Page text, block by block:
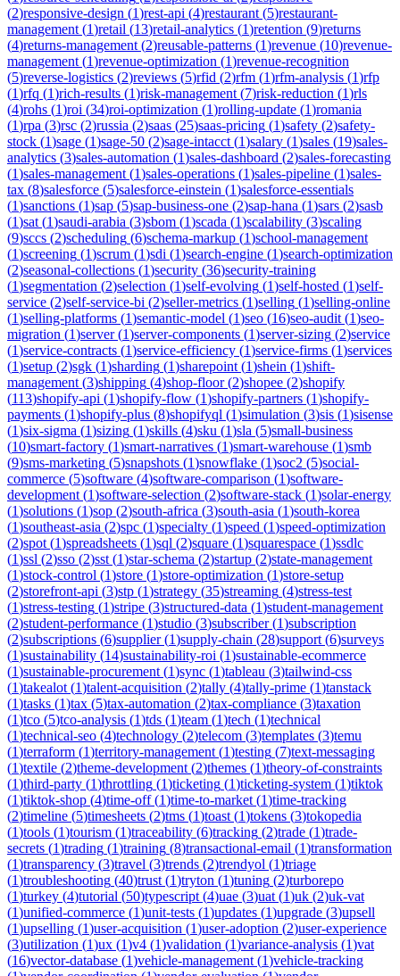
(2)responsive-design (1)rest-api (4)restaurant (5)restaurant-
management (1)retail (13)retail-analytics (1)retention (9)returns
(4)returns-management (2)reusable-patterns (1)revenue (10)revenue-
management (1)revenue-optimization (1)revenue-recognition
(5)reverse-logistics (2)reviews (5)rfid (2)rfm (1)rfm-analysis (1)rfp
(1)rfq (1)rich-results (1)risk-management (7)risk-reduction (1)rls
(4)rohs (1)roi (34)roi-optimization (1)rolling-update (1)romania
(1)rpa (3)rsc (2)russia (2)saas (25)saas-pricing (1)safety (2)safety-
stock (1)sage (1)sage-50 (2)sage-intacct (1)salary (1)sales (19)sales-
analytics (3)sales-automation (1)sales-dashboard (2)sales-forecasting
(1)sales-management (1)sales-operations (1)sales-pipeline (1)sales-
tax (8)salesforce (5)salesforce-einstein (1)salesforce-essentials
(1)sanctions (1)sap (5)sap-business-one (2)sap-hana (1)sars (2)sasb
(1)sat (1)saudi-arabia (3)sbom (1)scada (1)scalability (3)scaling
(9)sccs (2)scheduling (6)schema-markup (1)school-management
(1)screening (1)scrum (1)sdi (1)search-engine (1)search-optimization
(2)seasonal-collections (1)security (36)security-training
(1)segmentation (2)selection (1)self-evolving (1)self-hosted (1)self-
service (2)self-service-bi (2)seller-metrics (1)selling (1)selling-online
(1)selling-platforms (1)semantic-model (1)seo (16)seo-audit (1)seo-
migration (1)server(1)server-components (1)server-sizing (2)service
(1)service-contracts (1)service-efficiency (1)service-firms (1)services
(1)setup (2)sgk (1)sharding (1)sharepoint (1)shein (1)shift-
management (3)shipping (4)shop-floor(2)shopee (2)shopify
(113)shopify-api (1)shopify-flow (1)shopify-partners (1)shopify-
payments (1)shopify-plus (8)shopifyql (1)simulation (3)sis (1)sisense
(1)six-sigma (1)sizing (1)skills (4)sku (1)sla (5)small-business
(10)smart-factory (1)smart-narratives (1)smart-warehouse (1)smb
(9)sms-marketing (5)snapshots (1)snowflake (1)soc2 (5)social-
commerce (5)software (4)software-comparison (1)software-
development (1)software-selection (2)software-stack (1)solar-energy
(1)solutions (1)sop (2)south-africa (3)south-asia (1)south-korea
(1)southeast-asia (2)spc (1)specialty (1)speed (1)speed-optimization
(2)spot (1)spreadsheets (1)sql (2)square (1)squarespace (1)ssdlc
(1)ssl (2)sso (2)sst (1)star-schema (2)startup (2)state-management
(1)stock-control (1)store (1)store-optimization (1)store-setup
(2)storefront-api (3)stp (1)strategy (35)streaming (4)stress-test
(1)stress-testing (1)stripe (3)structured-data (1)student-management
(2)student-performance (1)studio (3)subscriber(1)subscription
(2)subscriptions (6)supplier(1)supply-chain (28)support (6)surveys
(1)sustainability (14)sustainability-roi (1)sustainable-ecommerce
(1)sustainable-procurement (1)sync (1)tableau (3)tailwind-css
(1)takealot (1)talent-acquisition (2)tally (4)tally-prime (1)tanstack
(1)tasks (1)tax (5)tax-automation (2)tax-compliance (3)taxation
(1)tco (5)tco-analysis (1)tds (1)team (1)tech (1)technical
(1)technical-seo (4)technology (2)telecom (3)templates (3)temu
(1)terraform (1)territory-management (1)testing (7)text-messaging
(1)textile (2)theme-development (2)themes (1)theory-of-constraints
(1)third-party (1)throttling (1)ticketing (1)ticketing-system (1)tiktok
(1)tiktok-shop (4)time-off(1)time-to-market (1)time-tracking
(2)timeline (5)timesheets (2)tms (1)toast (1)tokens (3)tokopedia
(1)tools (1)tourism (1)traceability (6)tracking (2)trade (1)trade-
secrets (1)trading (1)training (8)transactional-email (1)transformation
(1)transparency (3)travel (3)trends (2)trendyol (1)triage
(1)troubleshooting (40)trust (1)tryton (1)tuning (2)turborepo
(1)turkey (4)tutorial (50)typescript (4)uae (3)uat (1)uk (2)uk-vat
(1)unified-commerce (1)unit-tests (1)updates (1)upgrade (3)upsell
(1)upselling (1)user-acquisition (1)user-adoption (2)user-experience
(3)utilization (1)ux (1)v4 (1)validation (1)variance-analysis (1)vat
(16)vector-database (1)vehicle-management (1)vehicle-tracking